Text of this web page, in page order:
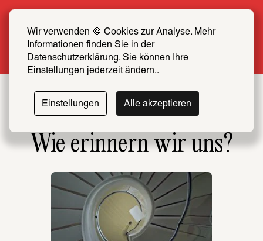
Wir verwenden 🍪 Cookies zur Analyse. Mehr
Informationen finden Sie in der
Datenschutzerklärung. Sie können Ihre
Einstellungen jederzeit ändern..
Einstellungen Alle akzeptieren
SCHIRN FREUND*IN werden
Mehr erfahren
Wie erin­nern wir uns?